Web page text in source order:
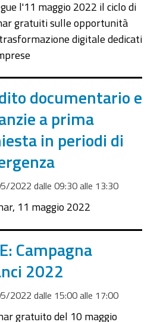
l'11 maggio 2022 il ciclo di
gratuiti sulle opportunità
digitale dedicati
documentario e
a prima
in periodi di
2022 dalle 09:30alle 13:30
11 maggio 2022
Campagna
2022
2022 dalle 15:00alle 17:00
gratuito del 10 maggio